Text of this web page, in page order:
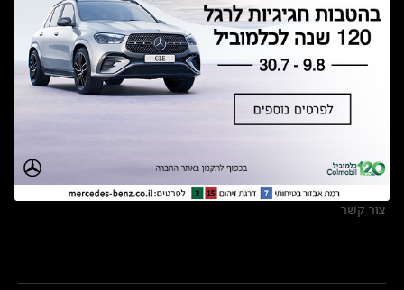
תקנון ימי מכירות 120 לכלמוביל
מצאו אותנו
אולמות תצוגה
מרכזי שירות
צור קשר